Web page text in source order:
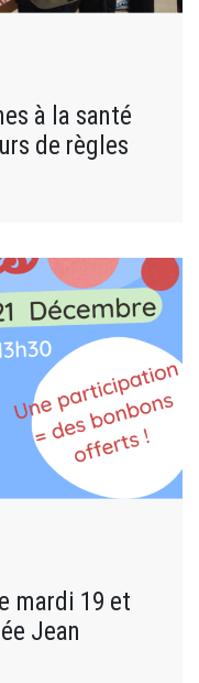
à la santé
de règles
mardi 19 et
Jean